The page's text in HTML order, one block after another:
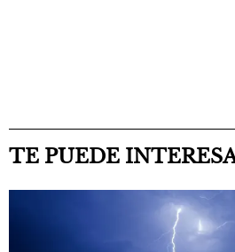
TE PUEDE